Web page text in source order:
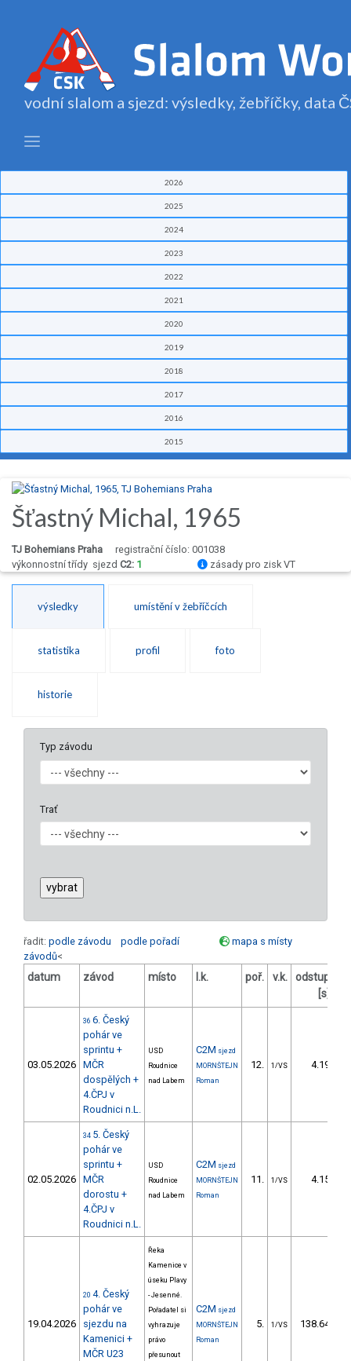
vodní slalom a sjezd: výsledky, žebříčky, data
2026
2025
2024
2023
2022
2021
2020
2019
2018
2017
2016
2015
Šťastný Michal, 1965
TJ Bohemians Praha
registrační číslo: 001038
výkonnostní třídy sjezd C2: 1 zásady pro zisk VT
výsledky umístění v žebříčcích
statistika profil foto
historie
Typ závodu
Trať
řadit: podle závodu podle pořadí
mapa s místy
závodů<
datum závod místo l.k. poř. v.k.
odstup
[s]
03.05.2026
36 6. Český
pohár ve
sprintu +
MČR
dospělých +
4.ČPJ v
Roudnici n.L.
USD
Roudnice
nad Labem
C2M sjezd
MORNŠTEJN
Roman
12. 1/VS 4.19
02.05.2026
34 5. Český
pohár ve
sprintu +
MČR
dorostu +
4.ČPJ v
Roudnici n.L.
USD
Roudnice
nad Labem
C2M sjezd
MORNŠTEJN
Roman
11. 1/VS 4.15
19.04.2026
20 4. Český
pohár ve
sjezdu na
Kamenici +
MČR U23
Řeka
Kamenice v
úseku Plavy
- Jesenné.
Pořadatel si
vyhrazuje
právo
přesunout
C2M sjezd
MORNŠTEJN
Roman
5. 1/VS 138.64